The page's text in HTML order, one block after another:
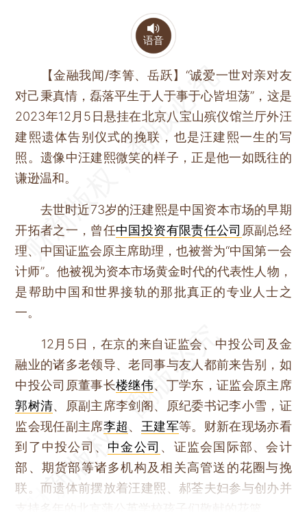
语音
【金融我闻/李箐、岳跃】 “诚爱一世对亲对友
对己秉真情，磊落平生于人于事于心皆坦荡”，这是
2023年12月5日悬挂在北京八宝山殡仪馆兰厅外汪
建熙遗体告别仪式的挽联，也是汪建熙一生的写
照。遗像中汪建熙微笑的样子，正是他一如既往的
谦逊温和。
去世时近73岁的汪建熙是中国资本市场的早期
开拓者之一，曾任中国投资有限责任公司 原副总经
理、中国证监会原主席助理，也被誉为“中国第一会
计师”。他被视为资本市场黄金时代的代表性人物，
是帮助中国和世界接轨的那批真正的专业人士之
一。
12月5日，在京的来自证监会、中投公司及金
融业的诸多老领导、老同事与友人都前来告别，如
中投公司原董事长楼继伟、丁学东，证监会原主席
郭树清、原副主席李剑阁、原纪委书记李小雪，证
监会现任副主席李超、 王建军等。财新在现场亦看
到了中投公司、 中金公司 、证监会国际部、会计
部、期货部等诸多机构及相关高管送的花圈与挽
联。而遗体前摆放着汪建熙、郝荃夫妇参与创办并
支持多年的北京蒲公英学校孩子们敬献的花篮。